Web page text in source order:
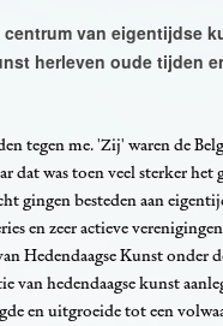
van eigentijdse
herleven oude tijden
tegen me. 'Zij' waren de
dat was toen veel sterker het
gingen besteden aan
en zeer actieve
Hedendaagse Kunst onder
van hedendaagse kunst
en uitgroeide tot een